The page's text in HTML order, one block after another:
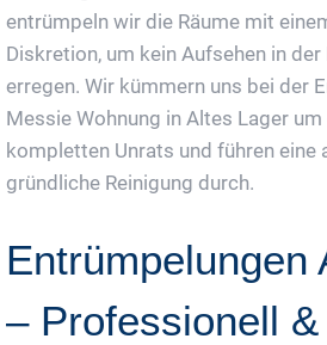
entrümpeln wir die Räume mit
Diskretion, um kein Aufsehen in
erregen. Wir kümmern uns bei der
Messie Wohnung in Altes Lager
kompletten Unrats und führen eine
gründliche Reinigung durch.
Entrümpelungen
– Professionell &